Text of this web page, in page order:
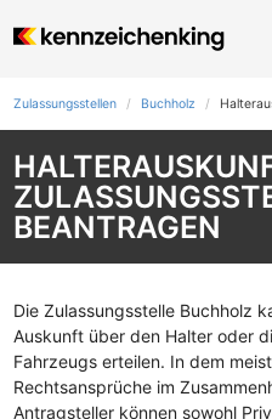
Zulassungsstellen Buchholz
BEANTRAGEN
Die Zulassungsstelle Buchholz
Auskunft über den Halter oder
Fahrzeugs erteilen. In dem
Rechtsansprüche im
Antragsteller können sowohl